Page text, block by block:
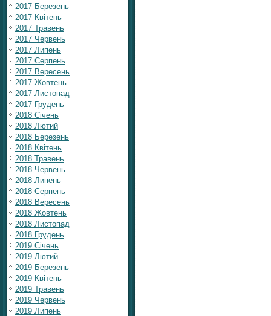
2017 Березень
2017 Квітень
2017 Травень
2017 Червень
2017 Липень
2017 Серпень
2017 Вересень
2017 Жовтень
2017 Листопад
2017 Грудень
2018 Січень
2018 Лютий
2018 Березень
2018 Квітень
2018 Травень
2018 Червень
2018 Липень
2018 Серпень
2018 Вересень
2018 Жовтень
2018 Листопад
2018 Грудень
2019 Січень
2019 Лютий
2019 Березень
2019 Квітень
2019 Травень
2019 Червень
2019 Липень